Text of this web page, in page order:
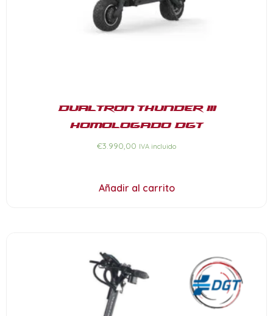
Dualtron Thunder III
Homologado DGT
€3.990,00 IVA incluido
Añadir al carrito